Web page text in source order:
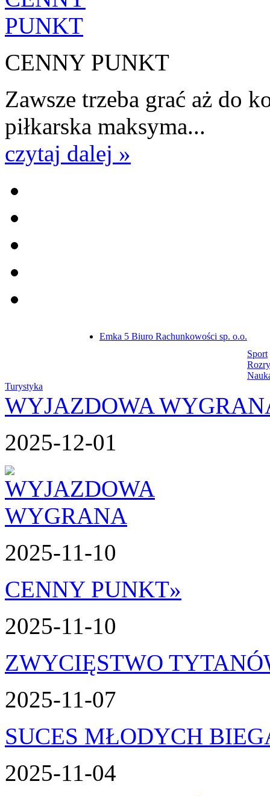
CENNY PUNKT
Zawsze trzeba grać aż do
piłkarska maksyma...
czytaj dalej »
Emka 5 Biuro Rachunkowości sp. o.o.
Sport
Turystyka
WYJAZDOWA
2025-12-01
2025-11-10
CENNY PUNKT»
2025-11-10
ZWYCIĘSTWO
2025-11-07
SUCES MŁODYCH
2025-11-04